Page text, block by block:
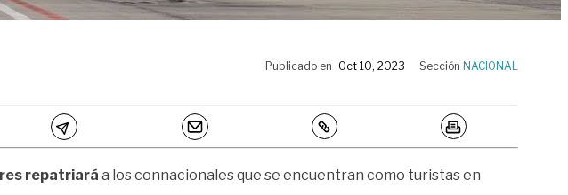
Publicado en Oct 10, 2023 Sección NACIONAL
repatriará a los connacionales que se encuentran como turistas en